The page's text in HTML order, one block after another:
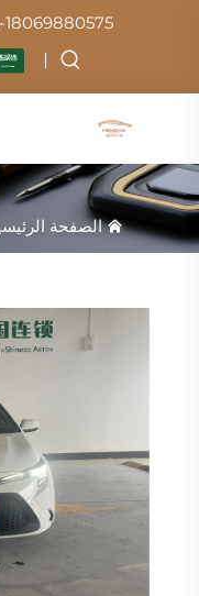
18069880575
الصفحة